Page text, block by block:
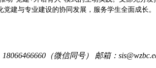
建与专业建设的协同发展，服务学生全面成长。
（微信同号） 邮箱：